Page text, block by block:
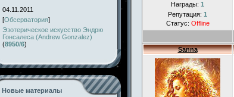
04.11.2011
[Обсерватория]
Эзотерическое искусство Эндрю
Гонсалеса (Andrew Gonzalez)
(8950/6)
Новые материалы
Награды: 1
Репутация: 1
Статус: Offline
Sanna